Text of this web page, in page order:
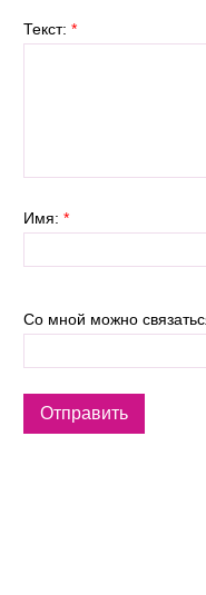
Текст: *
Имя: *
Со мной можно